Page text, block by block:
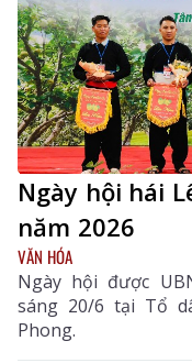
Ngày hội hái
năm 2026
VĂN HÓA
Ngày hội được
sáng 20/6 tại Tổ
Phong.